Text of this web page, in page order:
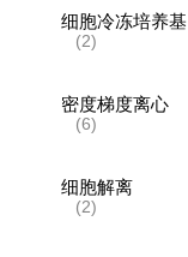
细胞冷冻培养基
(2)
密度梯度离心
(6)
细胞解离
(2)